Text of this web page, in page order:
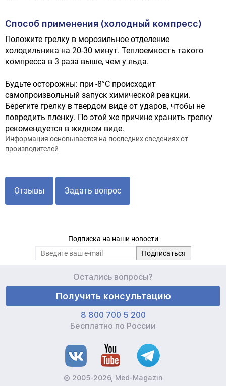
Способ применения (холодный компресс)
Положите грелку в морозильное отделение
холодильника на 20-30 минут. Теплоемкость такого
компресса в 3 раза выше, чем у льда.
Будьте осторожны: при -8°C происходит
самопроизвольный запуск химической реакции.
Берегите грелку в твердом виде от ударов, чтобы не
повредить пленку. По этой же причине хранить грелку
рекомендуется в жидком виде.
Информация основывается на последних сведениях от
производителей
Отзывы Задать вопрос
Подписка на наши новости
Остались вопросы?
Получить консультацию
8 800 700 5 200
Бесплатно по России
© 2005-2026, Med-Magazin